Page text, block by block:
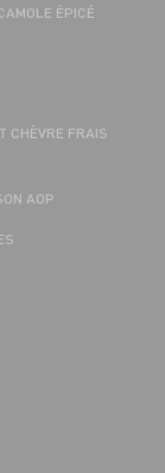
ÉPICÉ
CHÈVRE FRAIS
AOP